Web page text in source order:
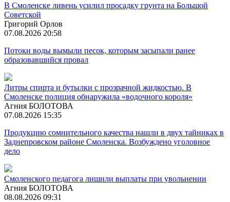
В Смоленске ливень усилил просадку грунта на Большой
Советской
Григорий Орлов
07.08.2026 20:58
Потоки воды вымыли песок, которым засыпали ранее
образовавшийся провал
Литры спирта и бутылки с прозрачной жидкостью. В
Смоленске полиция обнаружила «водочного короля»
Агния БОЛОТОВА
07.08.2026 15:35
Продукцию сомнительного качества нашли в двух тайниках в
Заднепровском районе Смоленска. Возбуждено уголовное
дело
Смоленского педагога лишили выплаты при увольнении
Агния БОЛОТОВА
08.08.2026 09:31